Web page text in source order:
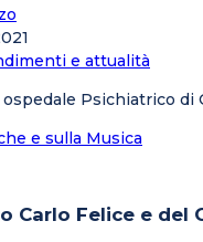
e attualità
Psichiatrico
e sulla Musica
Carlo Felice e del